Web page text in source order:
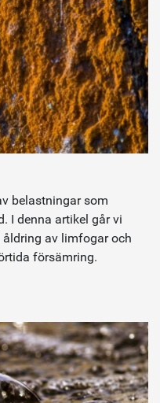
belastningar som
I denna artikel går vi
av limfogar och
försämring.